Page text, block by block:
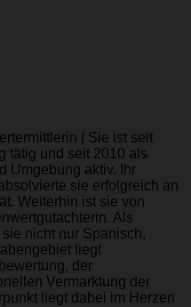
| Sie ist seit
tätig und seit 2010 als
Umgebung aktiv. Ihr
sie erfolgreich an
Weiterhin ist sie von
Als
nicht nur Spanisch,
liegt
der
Vermarktung der
liegt dabei im Herzen